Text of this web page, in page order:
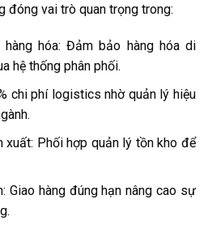
đóng vai trò quan trọng trong:
hóa: Đảm bảo hàng hóa di
hệ thống phân phối.
chi phí logistics nhờ quản lý hiệu
xuất: Phối hợp quản lý tồn kho để
Giao hàng đúng hạn nâng cao sự